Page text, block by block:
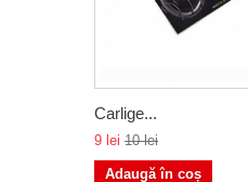
Carlige...
9 lei 10 lei
Adaugă în coș